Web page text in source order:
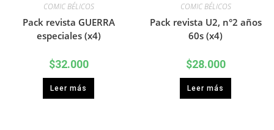
COMIC BÉLICOS
Pack revista GUERRA
especiales (x4)
$32.000
Leer más
COMIC BÉLICOS
Pack revista U2, n°2 años
60s (x4)
$28.000
Leer más